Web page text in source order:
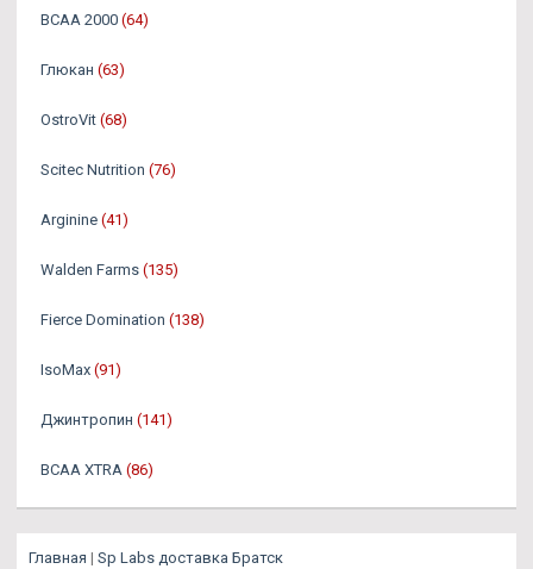
BCAA 2000 (64)
Глюкан (63)
OstroVit (68)
Scitec Nutrition (76)
Arginine (41)
Walden Farms (135)
Fierce Domination (138)
IsoMax (91)
Джинтропин (141)
BCAA XTRA (86)
Главная | Sp Labs доставка Братск